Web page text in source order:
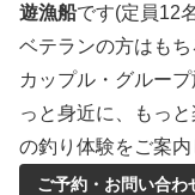
遊漁船です(定員12名
ベテランの方はも
カップル・グルー
っと身近に、もっ
の釣り体験をご案内
ご予約・お問い合わ